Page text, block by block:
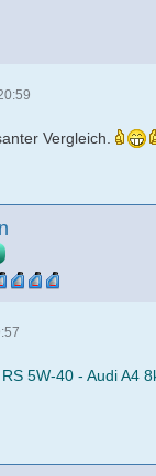
Vergleich.
5W-40 - Audi A4